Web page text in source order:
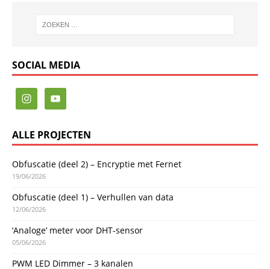
SOCIAL MEDIA
ALLE PROJECTEN
Obfuscatie (deel 2) – Encryptie met Fernet
19/06/2026
Obfuscatie (deel 1) – Verhullen van data
12/06/2026
‘Analoge’ meter voor DHT-sensor
05/06/2026
PWM LED Dimmer – 3 kanalen